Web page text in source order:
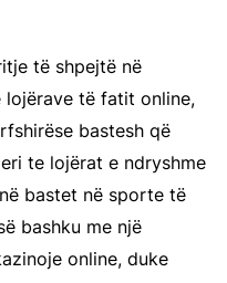
të shpejtë në
lojërave të fatit online,
bastesh që
te lojërat e ndryshme
bastet në sporte të
bashku me një
online, duke